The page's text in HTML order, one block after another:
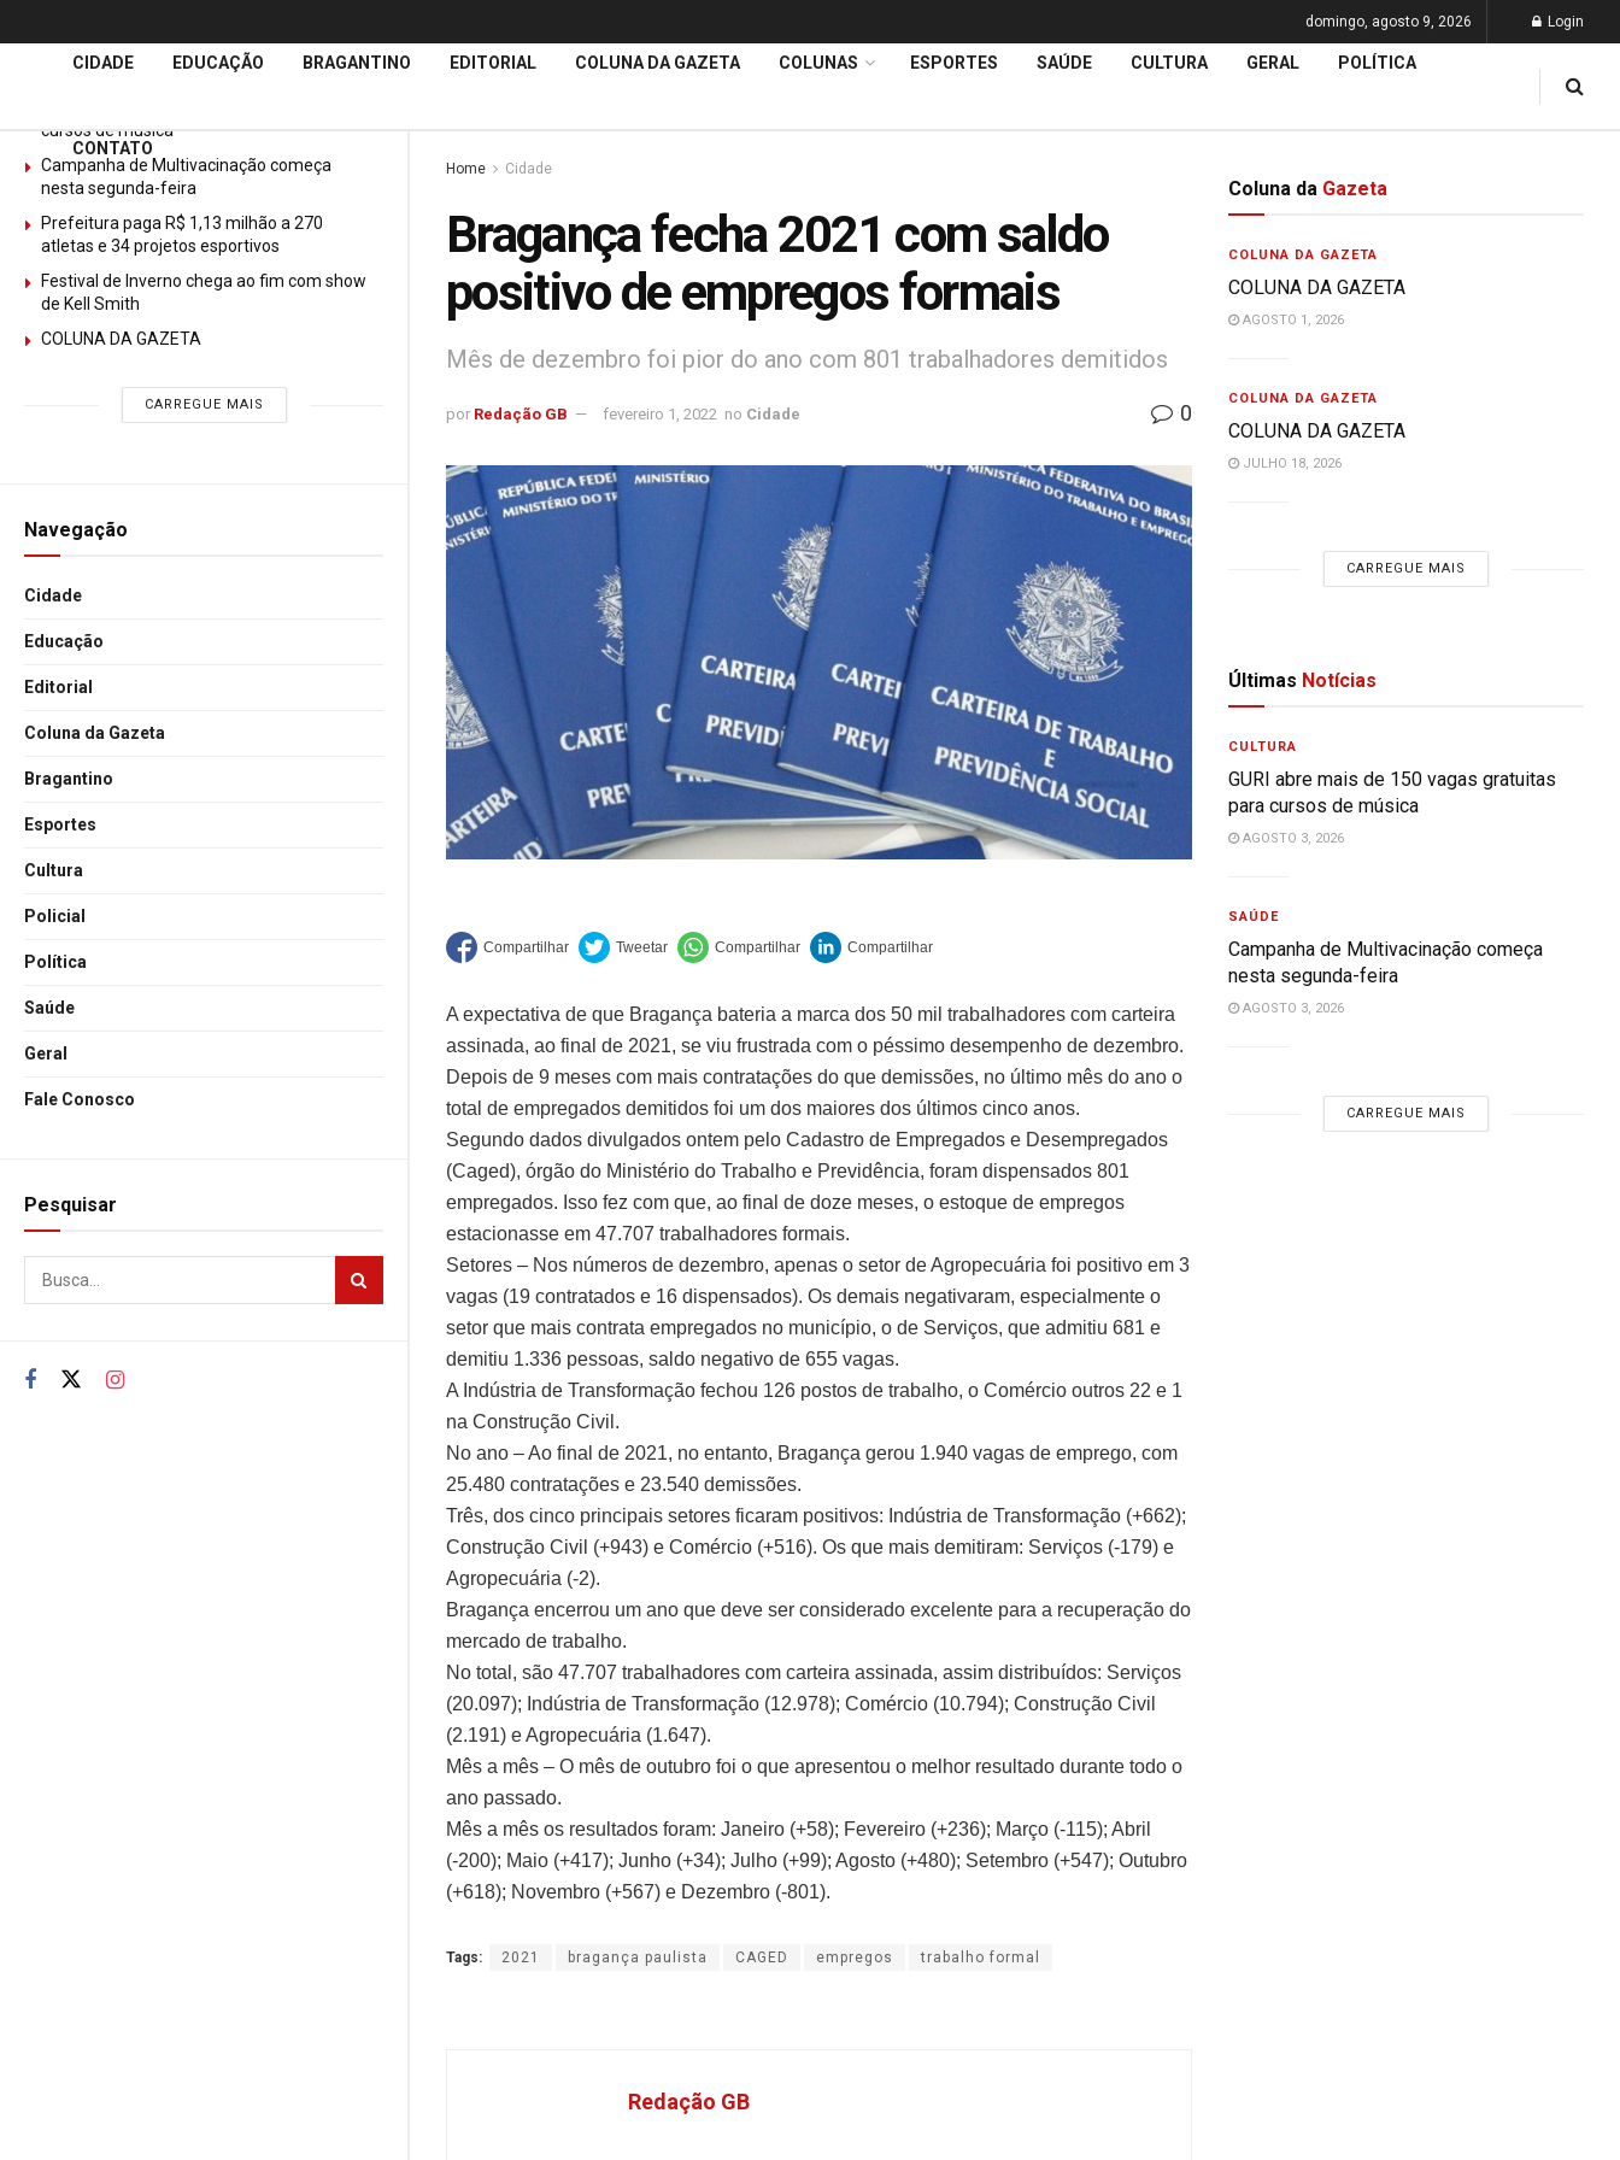
ÚltimasNotícias
cursos de música
Campanha de Multivacinação começa
nesta segunda-feira
Prefeitura paga R$ 1,13 milhão a 270
atletas e 34 projetos esportivos
Festival de Inverno chega ao fim com show
de Kell Smith
COLUNA DA GAZETA
CARREGUE MAIS
Navegação
Cidade
Educação
Editorial
Coluna da Gazeta
Bragantino
Esportes
Cultura
Policial
Política
Saúde
Geral
Fale Conosco
Pesquisar
domingo, agosto 9, 2026 Login
CIDADE EDUCAÇÃO BRAGANTINO EDITORIAL COLUNA DA GAZETA COLUNAS ESPORTES SAÚDE CULTURA GERAL POLÍTICA
CONTATO
Home Cidade
Bragança fecha 2021 com saldo
positivo de empregos formais
Mês de dezembro foi pior do ano com 801 trabalhadores demitidos
por Redação GB fevereiro 1, 2022 no Cidade 0
A expectativa de que Bragança bateria a marca dos 50 mil trabalhadores com carteira
assinada, ao final de 2021, se viu frustrada com o péssimo desempenho de dezembro.
Depois de 9 meses com mais contratações do que demissões, no último mês do ano o
total de empregados demitidos foi um dos maiores dos últimos cinco anos.
Segundo dados divulgados ontem pelo Cadastro de Empregados e Desempregados
(Caged), órgão do Ministério do Trabalho e Previdência, foram dispensados 801
empregados. Isso fez com que, ao final de doze meses, o estoque de empregos
estacionasse em 47.707 trabalhadores formais.
Setores – Nos números de dezembro, apenas o setor de Agropecuária foi positivo em 3
vagas (19 contratados e 16 dispensados). Os demais negativaram, especialmente o
setor que mais contrata empregados no município, o de Serviços, que admitiu 681 e
demitiu 1.336 pessoas, saldo negativo de 655 vagas.
A Indústria de Transformação fechou 126 postos de trabalho, o Comércio outros 22 e 1
na Construção Civil.
No ano – Ao final de 2021, no entanto, Bragança gerou 1.940 vagas de emprego, com
25.480 contratações e 23.540 demissões.
Três, dos cinco principais setores ficaram positivos: Indústria de Transformação (+662);
Construção Civil (+943) e Comércio (+516). Os que mais demitiram: Serviços (-179) e
Agropecuária (-2).
Bragança encerrou um ano que deve ser considerado excelente para a recuperação do
mercado de trabalho.
No total, são 47.707 trabalhadores com carteira assinada, assim distribuídos: Serviços
(20.097); Indústria de Transformação (12.978); Comércio (10.794); Construção Civil
(2.191) e Agropecuária (1.647).
Mês a mês – O mês de outubro foi o que apresentou o melhor resultado durante todo o
ano passado.
Mês a mês os resultados foram: Janeiro (+58); Fevereiro (+236); Março (-115); Abril
(-200); Maio (+417); Junho (+34); Julho (+99); Agosto (+480); Setembro (+547); Outubro
(+618); Novembro (+567) e Dezembro (-801).
Tags: 2021 bragança paulista CAGED empregos trabalho formal
Redação GB
Coluna da Gazeta
COLUNA DA GAZETA
COLUNA DA GAZETA
AGOSTO 1, 2026
COLUNA DA GAZETA
COLUNA DA GAZETA
JULHO 18, 2026
CARREGUE MAIS
Últimas Notícias
CULTURA
GURI abre mais de 150 vagas gratuitas
para cursos de música
AGOSTO 3, 2026
SAÚDE
Campanha de Multivacinação começa
nesta segunda-feira
AGOSTO 3, 2026
CARREGUE MAIS